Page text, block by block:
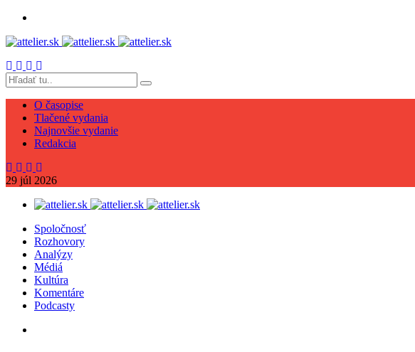
O časopise
Tlačené vydania
Najnovšie vydanie
Redakcia
29 júl 2026
Spoločnosť
Rozhovory
Analýzy
Médiá
Kultúra
Komentáre
Podcasty